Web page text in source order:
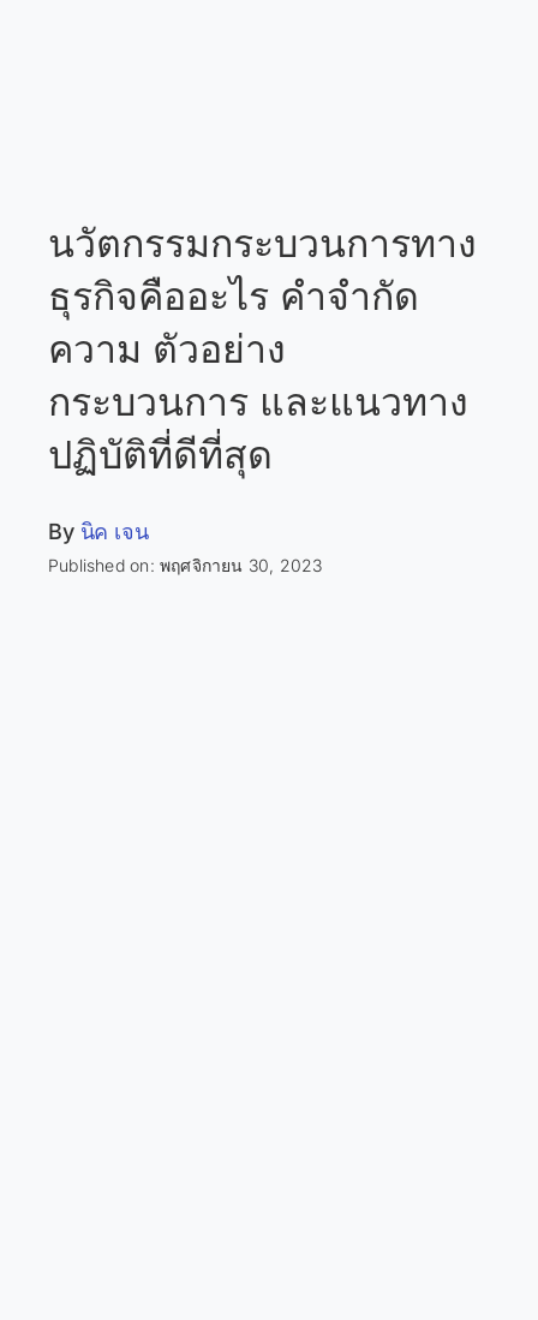
นวัตกรรมกระบวนการทาง
ธุรกิจคืออะไร คำจำกัด
ความ ตัวอย่าง
กระบวนการ และแนวทาง
ปฏิบัติที่ดีที่สุด
By นิค เจน
Published on: พฤศจิกายน 30, 2023